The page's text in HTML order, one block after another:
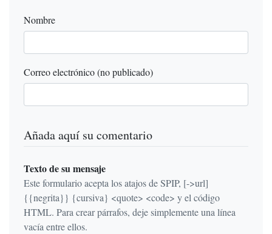
Nombre
Correo electrónico (no publicado)
Añada aquí su comentario
Texto de su mensaje
Este formulario acepta los atajos de SPIP, [->url]
{{negrita}} {cursiva} <quote> <code> y el código
HTML. Para crear párrafos, deje simplemente una línea
vacía entre ellos.